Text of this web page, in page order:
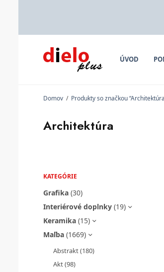
ÚVOD
Domov / Produkty so značkou
Architektúra
KATEGÓRIE
Grafika (30)
Interiérové doplnky (19)
Keramika (15)
Maľba (1669)
Abstrakt(180)
Akt(98)